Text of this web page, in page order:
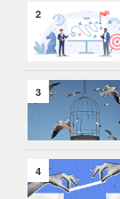
2
3
4